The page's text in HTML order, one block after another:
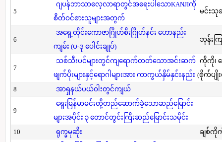
5
ဂျပန်ဘာသာလေ့လာရာတွင်အရေးပါသောKANJIကို
စိတ်ဝင်စားသူများအတွက်
မင်းသုခ
6
အရှေ့တိုင်းကောဇာဂြိုဟ်စီးဂြိုဟ်နင်း ဟောနည်း
ကျမ်း (ပ-ဒု ပေါင်းချုပ်)
ဘုန်းက
7
သစ်သီးပင်များတွင်ကျရောက်တတ်သောအင်းဆက်
ဖျက်ပိုးများနှင့်ရောဂါများအား ကာကွယ်နှိမ်နှင်းနည်း
ကိုကို၊
(စိုက်ပျိုး
8
အာရှနယ်ပယ်ဝါးတွင်ကျယ်
9
ရှေးမြန်မာမင်းတို့တည်ဆောက်ခဲ့သောဆည်မြောင်း
များအပိုင်း ၃ တောင်တွင်းကြီးဆည်မြောင်းသမိုင်း
10
ရုက္ခမုဆိုး ချစ်ကို